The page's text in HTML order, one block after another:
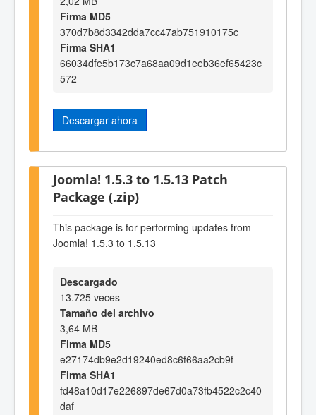
Firma MD5
370d7b8d3342dda7cc47ab751910175c
Firma SHA1
66034dfe5b173c7a68aa09d1eeb36ef65423c
572
Descargar ahora
Joomla! 1.5.3 to 1.5.13 Patch
Package (.zip)
This package is for performing updates from
Joomla! 1.5.3 to 1.5.13
Descargado
13.725 veces
Tamaño del archivo
3,64 MB
Firma MD5
e27174db9e2d19240ed8c6f66aa2cb9f
Firma SHA1
fd48a10d17e226897de67d0a73fb4522c2c40
daf